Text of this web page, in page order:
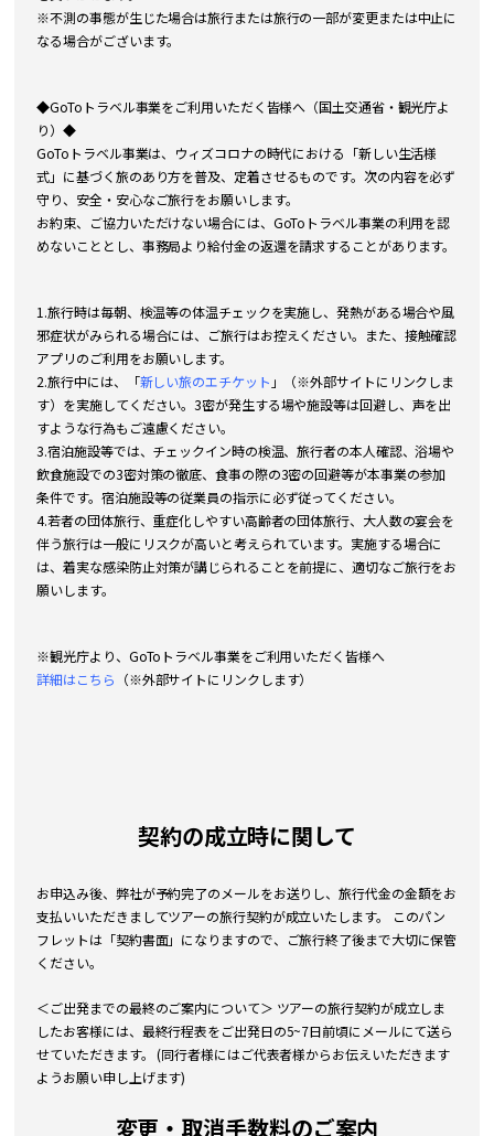
※不測の事態が生じた場合は旅行または旅行の一部が変更または中止に
なる場合がございます。
◆GoToトラベル事業をご利用いただく皆様へ（国土交通省・観光庁よ
り）◆
GoToトラベル事業は、ウィズコロナの時代における「新しい生活様
式」に基づく旅のあり方を普及、定着させるものです。次の内容を必ず
守り、安全・安心なご旅行をお願いします。
お約束、ご協力いただけない場合には、GoToトラベル事業の利用を認
めないこととし、事務局より給付金の返還を請求することがあります。
1.旅行時は毎朝、検温等の体温チェックを実施し、発熱がある場合や風
邪症状がみられる場合には、ご旅行はお控えください。また、接触確認
アプリのご利用をお願いします。
2.旅行中には、「新しい旅のエチケット 」（※外部サイトにリンクしま
す）を実施してください。3密が発生する場や施設等は回避し、声を出
すような行為もご遠慮ください。
3.宿泊施設等では、チェックイン時の検温、旅行者の本人確認、浴場や
飲食施設での3密対策の徹底、食事の際の3密の回避等が本事業の参加
条件です。宿泊施設等の従業員の指示に必ず従ってください。
4.若者の団体旅行、重症化しやすい高齢者の団体旅行、大人数の宴会を
伴う旅行は一般にリスクが高いと考えられています。実施する場合に
は、着実な感染防止対策が講じられることを前提に、適切なご旅行をお
願いします。
※観光庁より、GoToトラベル事業をご利用いただく皆様へ
詳細はこちら （※外部サイトにリンクします）
契約の成立時に関して
お申込み後、弊社が予約完了のメールをお送りし、旅行代金の金額をお
支払いいただきましてツアーの旅行契約が成立いたします。 このパン
フレットは「契約書面」になりますので、ご旅行終了後まで大切に保管
ください。
＜ご出発までの最終のご案内について＞ ツアーの旅行契約が成立しま
したお客様には、最終行程表をご出発日の5~7日前頃にメールにて送ら
せていただきます。 (同行者様にはご代表者様からお伝えいただきます
ようお願い申し上げます)
変更・取消手数料のご案内